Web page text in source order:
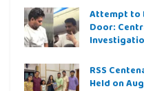
Attempt to
Door:
RSS
Held on